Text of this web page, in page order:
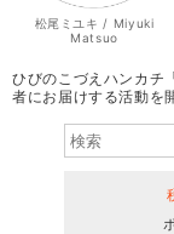
松尾ミユキ / Miyuki
Matsuo
ひびのこづえハンカチ
者にお届けする活動を